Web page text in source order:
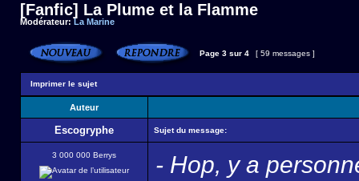
[Fanfic] La Plume et la Flamme
Modérateur:La Marine
Page 3 sur 4 [ 59 messages ]
Imprimer le sujet
Auteur
Escogryphe Sujet du message:
3 000 000 Berrys
- Hop, y a